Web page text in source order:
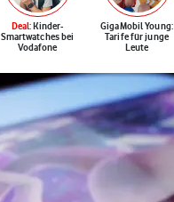
Deal: Kinder-
Smartwatches bei
Vodafone
GigaMobil Young:
Tarife für junge
Leute